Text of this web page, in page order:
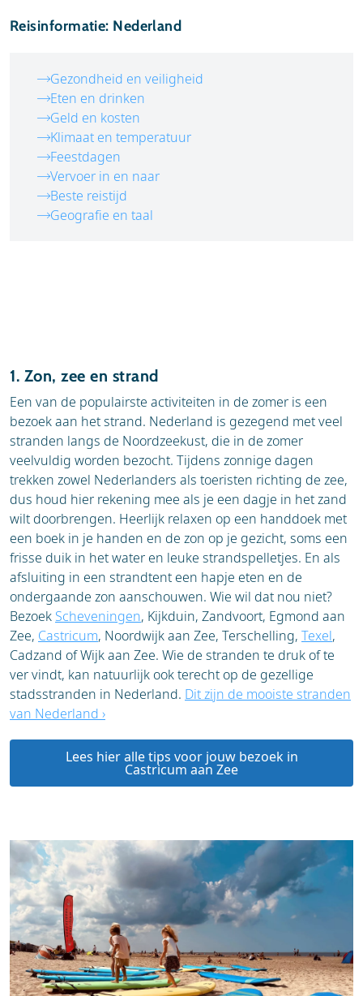
Reisinformatie: Nederland
Gezondheid en veiligheid
Eten en drinken
Geld en kosten
Klimaat en temperatuur
Feestdagen
Vervoer in en naar
Beste reistijd
Geografie en taal
1. Zon, zee en strand
Een van de populairste activiteiten in de zomer is een
bezoek aan het strand. Nederland is gezegend met veel
stranden langs de Noordzeekust, die in de zomer
veelvuldig worden bezocht. Tijdens zonnige dagen
trekken zowel Nederlanders als toeristen richting de zee,
dus houd hier rekening mee als je een dagje in het zand
wilt doorbrengen. Heerlijk relaxen op een handdoek met
een boek in je handen en de zon op je gezicht, soms een
frisse duik in het water en leuke strandspelletjes. En als
afsluiting in een strandtent een hapje eten en de
ondergaande zon aanschouwen. Wie wil dat nou niet?
Bezoek Scheveningen, Kijkduin, Zandvoort, Egmond aan
Zee, Castricum, Noordwijk aan Zee, Terschelling, Texel,
Cadzand of Wijk aan Zee. Wie de stranden te druk of te
ver vindt, kan natuurlijk ook terecht op de gezellige
stadsstranden in Nederland. Dit zijn de mooiste stranden
van Nederland ›
Lees hier alle tips voor jouw bezoek in
Castricum aan Zee